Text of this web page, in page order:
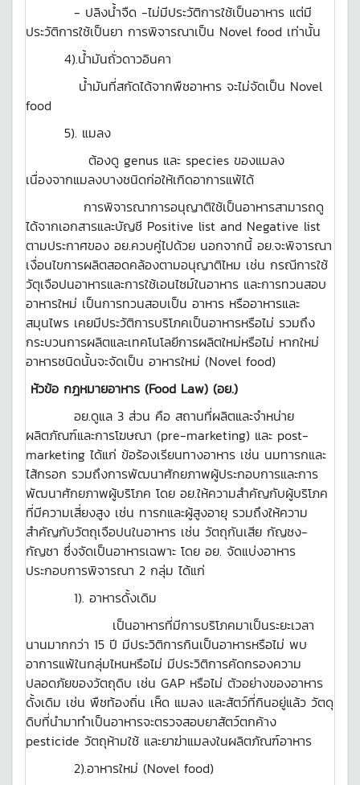
- ปลิงน้ำจืด -ไม่มีประวัติการใช้เป็นอาหาร แต่มี
ประวัติการใช้เป็นยา การพิจารณาเป็น Novel food เท่านั้น
4).น้ำมันถั่วดาวอินคา
น้ำมันที่สกัดได้จากพืชอาหาร จะไม่จัดเป็น Novel
food
5). แมลง
ต้องดู genus และ species ของแมลง
เนื่องจากแมลงบางชนิดก่อให้เกิดอาการแพ้ได้
การพิจารณาการอนุญาติใช้เป็นอาหารสามารถดู
ได้จากเอกสารและบัญชี Positive list and Negative list
ตามประกาศของ อย.ควบคู่ไปด้วย นอกจากนี้ อย.จะพิจารณา
เงื่อนไขการผลิตสอดคล้องตามอนุญาติไหม เช่น กรณีการใช้
วัตุเจือปนอาหารและการใช้เอนไซม์ในอาหาร และการทวนสอบ
อาหารใหม่ เป็นการทวนสอบเป็น อาหาร หรืออาหารและ
สมุนไพร เคยมีประวัติการบริโภคเป็นอาหารหรือไม่ รวมถึง
กระบวนการผลิตและเทคโนโลยีการผลิตใหม่หรือไม่ หากใหม่
อาหารชนิดนั้นจะจัดเป็น อาหารใหม่ (Novel food)
หัวข้อ กฎหมายอาหาร (Food Law) (อย.)
อย.ดูแล 3 ส่วน คือ สถานที่ผลิตและจำหน่าย
ผลิตภัณฑ์และการโฆษณา (pre-marketing) และ post-
marketing ได้แก่ ข้อร้องเรียนทางอาหาร เช่น นมทารกและ
ไส้กรอก รวมถึงการพัฒนาศักยภาพผู้ประกอบการและการ
พัฒนาศักยภาพผู้บริโภค โดย อย.ให้ความสำคัญกับผู้บริโภค
ที่มีความเสี่ยงสูง เช่น ทารกและผู้สูงอายุ รวมถึงให้ความ
สำคัญกับวัตถุเจือปนในอาหาร เช่น วัตถุกันเสีย กัญชง-
กัญชา ซึ่งจัดเป็นอาหารเฉพาะ โดย อย. จัดแบ่งอาหาร
ประกอบการพิจารณา 2 กลุ่ม ได้แก่
1). อาหารดั้งเดิม
เป็นอาหารที่มีการบริโภคมาเป็นระยะเวลา
นานมากกว่า 15 ปี มีประวิติการกินเป็นอาหารหรือไม่ พบ
อาการแพ้ในกลุ่มไหนหรือไม่ มีประวิติการคัดกรองความ
ปลอดภัยของวัตถุดิบ เช่น GAP หรือไม่ ตัวอย่างของอาหาร
ดั้งเดิม เช่น พืชท้องถิ่น เห็ด แมลง และสัตว์ที่กินอยู่แล้ว วัตดุ
ดิบที่นำมาทำเป็นอาหารจะตรวจสอบยาสัตว์ตกค้าง
pesticide วัตถุห้ามใช้ และยาฆ่าแมลงในผลิตภัณฑ์อาหาร
2).อาหารใหม่ (Novel food)